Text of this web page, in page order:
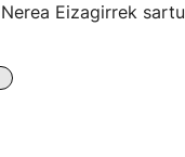
Eizagirrek sartu